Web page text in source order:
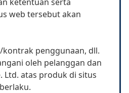
web tersebut akan
kontrak penggunaan, dll.
oleh pelanggan dan
Ltd. atas produk di situs